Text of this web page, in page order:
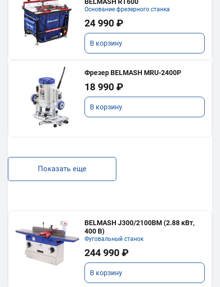
Основание фрезерного станка
24 990 ₽
В корзину
Фрезер BELMASH MRU-2400P
18 990 ₽
В корзину
Показать еще
BELMASH J300/2100ВМ (2.88 кВт,
400 В)
Фуговальный станок
244 990 ₽
В корзину